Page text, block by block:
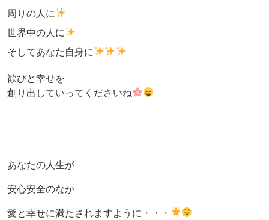
周りの人に
世界中の人に
そしてあなた自身に
歓びと幸せを
創り出していってくださいね
あなたの人生が
安心安全のなか
愛と幸せに満たされますように・・・